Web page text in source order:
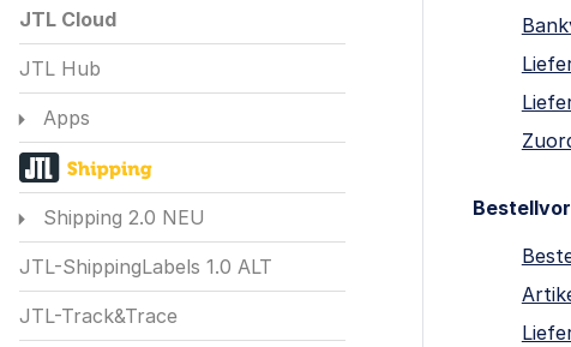
JTL Cloud
JTL Hub
Apps
Shipping 2.0 NEU
JTL-ShippingLabels 1.0 ALT
JTL-Track&Trace